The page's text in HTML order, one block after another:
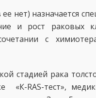
нет) назначается
и рост раковых
с
стадией рака
«К-RAS-тест»,